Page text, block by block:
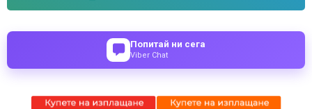
Попитай ни сега
Viber Chat